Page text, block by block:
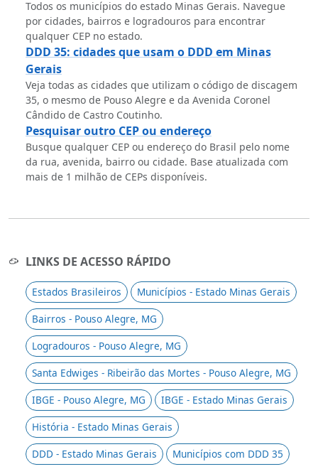
Todos os municípios do estado Minas Gerais. Navegue
por cidades, bairros e logradouros para encontrar
qualquer CEP no estado.
DDD 35: cidades que usam o DDD em Minas
Gerais
Veja todas as cidades que utilizam o código de discagem
35, o mesmo de Pouso Alegre e da Avenida Coronel
Cândido de Castro Coutinho.
Pesquisar outro CEP ou endereço
Busque qualquer CEP ou endereço do Brasil pelo nome
da rua, avenida, bairro ou cidade. Base atualizada com
mais de 1 milhão de CEPs disponíveis.
LINKS DE ACESSO RÁPIDO
Estados Brasileiros
Municípios - Estado Minas Gerais
Bairros - Pouso Alegre, MG
Logradouros - Pouso Alegre, MG
Santa Edwiges - Ribeirão das Mortes - Pouso Alegre, MG
IBGE - Pouso Alegre, MG
IBGE - Estado Minas Gerais
História - Estado Minas Gerais
DDD - Estado Minas Gerais
Municípios com DDD 35